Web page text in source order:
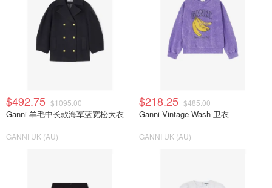
$492.75 $1095.00
Ganni 羊毛中长款海军蓝宽松大衣
GANNI UK (AU)
$218.25 $485.00
Ganni Vintage Wash 卫衣
GANNI UK (AU)